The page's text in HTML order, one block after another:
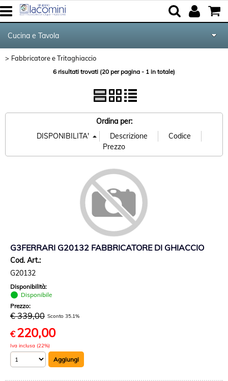
Categoria: Cucina e Tavola> Fabbricatore e Tritaghiaccio
Home
Cucina e Tavola
Audio Video Tv
Forniture per Hotel e Ristoranti
Fabbricatore e Tritaghiaccio
6 risultati trovati (20 per pagina - 1 in totale)
Ordina per:
G3FERRARI G20132 FABBRICATORE DI GHIACCIO
Cod. Art.:
G20132
Disponibilità:
Disponibile
Prezzo:
€ 339,00 Sconto 35.1%
€ 220,00
Iva inclusa (22%)